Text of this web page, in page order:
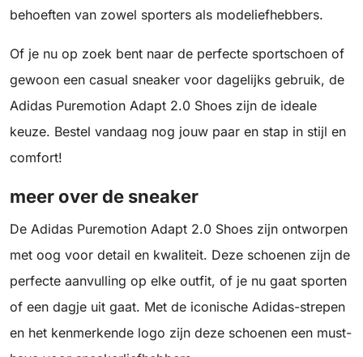
behoeften van zowel sporters als modeliefhebbers.
Of je nu op zoek bent naar de perfecte sportschoen of
gewoon een casual sneaker voor dagelijks gebruik, de
Adidas Puremotion Adapt 2.0 Shoes zijn de ideale
keuze. Bestel vandaag nog jouw paar en stap in stijl en
comfort!
meer over de sneaker
De Adidas Puremotion Adapt 2.0 Shoes zijn ontworpen
met oog voor detail en kwaliteit. Deze schoenen zijn de
perfecte aanvulling op elke outfit, of je nu gaat sporten
of een dagje uit gaat. Met de iconische Adidas-strepen
en het kenmerkende logo zijn deze schoenen een must-